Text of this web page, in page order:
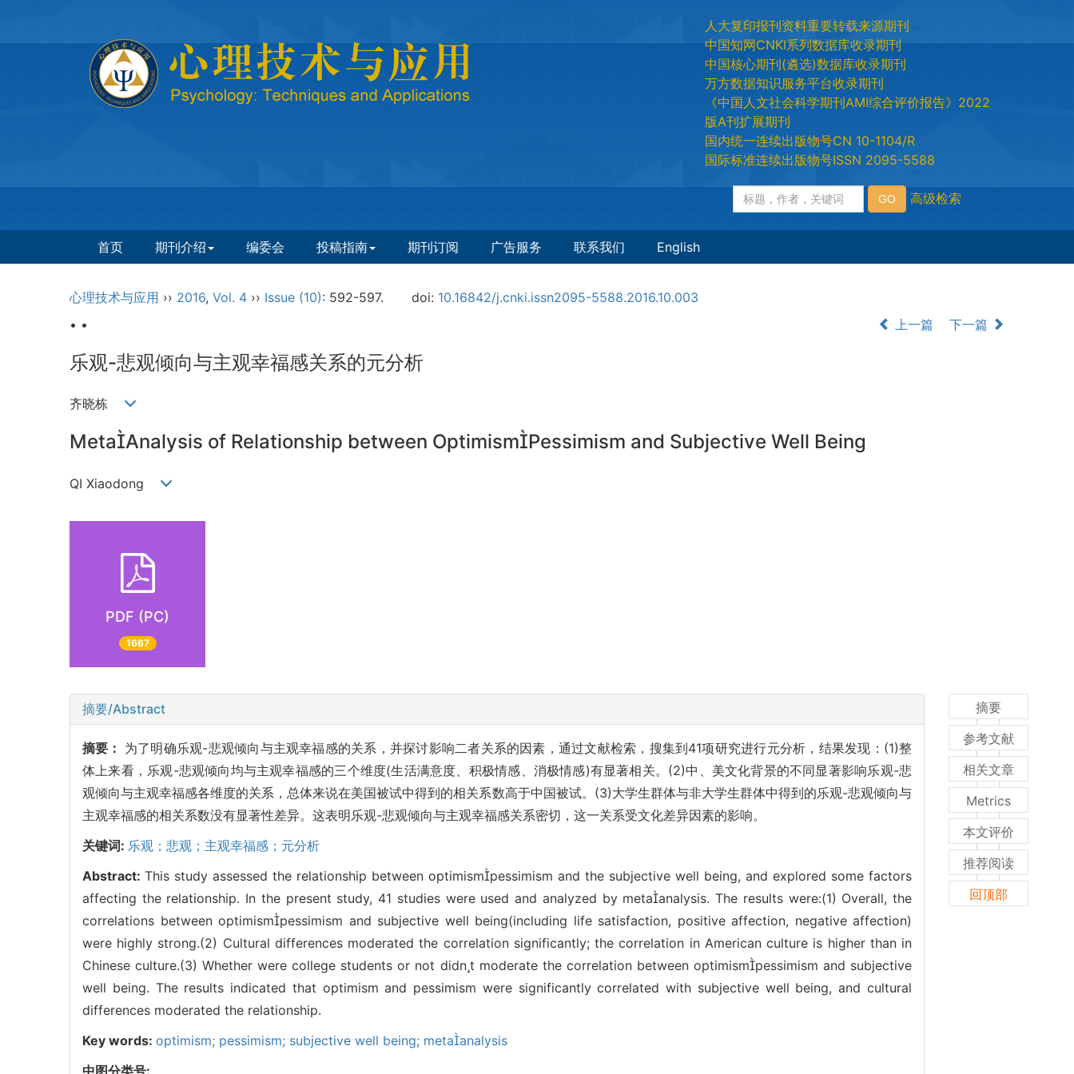
人大复印报刊资料重要转载来源期刊
中国知网CNKI系列数据库收录期刊
中国核心期刊(遴选)数据库收录期刊
万方数据知识服务平台收录期刊
《中国人文社会科学期刊AMI综合评价报告》2022
版A刊扩展期刊
国内统一连续出版物号CN 10-1104/R
国际标准连续出版物号ISSN 2095-5588
首页 期刊介绍 编委会 投稿指南 期刊订阅 广告服务 联系我们 English
心理技术与应用 ›› 2016, Vol. 4 ›› Issue (10): 592-597. doi: 10.16842/j.cnki.issn2095-5588.2016.10.003
• •
上一篇 下一篇
乐观-悲观倾向与主观幸福感关系的元分析
齐晓栋
MetaAnalysis of Relationship between OptimismPessimism and Subjective Well Being
QI Xiaodong
PDF (PC)
1667
摘要/Abstract
摘要： 为了明确乐观-悲观倾向与主观幸福感的关系，并探讨影响二者关系的因素，通过文献检索，搜集到41项研究进行元分析，结果发现：(1)整
体上来看，乐观-悲观倾向均与主观幸福感的三个维度(生活满意度、积极情感、消极情感)有显著相关。(2)中、美文化背景的不同显著影响乐观-悲
观倾向与主观幸福感各维度的关系，总体来说在美国被试中得到的相关系数高于中国被试。(3)大学生群体与非大学生群体中得到的乐观-悲观倾向与
主观幸福感的相关系数没有显著性差异。这表明乐观-悲观倾向与主观幸福感关系密切，这一关系受文化差异因素的影响。
关键词: 乐观；悲观；主观幸福感；元分析
Abstract: This study assessed the relationship between optimismpessimism and the subjective well being, and explored some factors
affecting the relationship. In the present study, 41 studies were used and analyzed by metaanalysis. The results were:(1) Overall, the
correlations between optimismpessimism and subjective well being(including life satisfaction, positive affection, negative affection)
were highly strong.(2) Cultural differences moderated the correlation significantly; the correlation in American culture is higher than in
Chinese culture.(3) Whether were college students or not didnt moderate the correlation between optimismpessimism and subjective
well being. The results indicated that optimism and pessimism were significantly correlated with subjective well being, and cultural
differences moderated the relationship.
Key words: optimism; pessimism; subjective well being; metaanalysis
摘要
参考文献
相关文章
Metrics
本文评价
推荐阅读
回顶部